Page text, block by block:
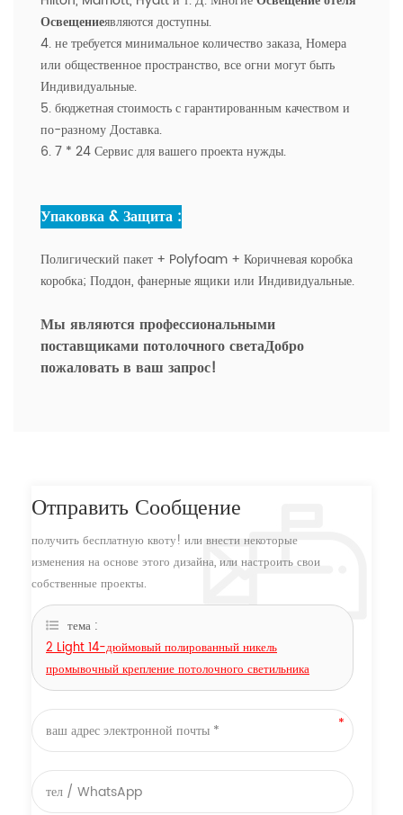
Освещениеявляются доступны.
4. не требуется минимальное количество заказа, Номера
или общественное пространство, все огни могут быть
Индивидуальные.
5. бюджетная стоимость с гарантированным качеством и
по-разному Доставка.
6. 7 * 24 Сервис для вашего проекта нужды.
Упаковка & Защита :
Полигический пакет + Polyfoam + Коричневая коробка
коробка; Поддон, фанерные ящики или Индивидуальные.
Мы являются профессиональными
поставщиками потолочного светаДобро
пожаловать в ваш запрос!
Отправить Сообщение
получить бесплатную квоту! или внести некоторые
изменения на основе этого дизайна, или настроить свои
собственные проекты.
тема :
2 Light 14-дюймовый полированный никель
промывочный крепление потолочного светильника